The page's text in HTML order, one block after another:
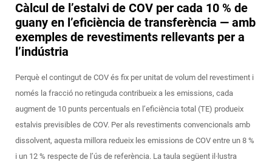
Càlcul de l’estalvi de COV per cada 10 % de
guany en l’eficiència de transferència — amb
exemples de revestiments rellevants per a
l’indústria
Perquè el contingut de COV és fix per unitat de volum del revestiment i
només la fracció no retinguda contribueix a les emissions, cada
augment de 10 punts percentuals en l’eficiència total (TE) produeix
estalvis previsibles de COV. Per als revestiments convencionals amb
dissolvent, aquesta millora redueix les emissions de COV entre un 8 %
i un 12 % respecte de l’ús de referència. La taula següent il·lustra